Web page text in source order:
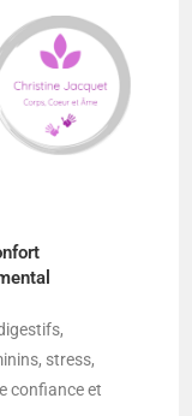
stress,
confiance et